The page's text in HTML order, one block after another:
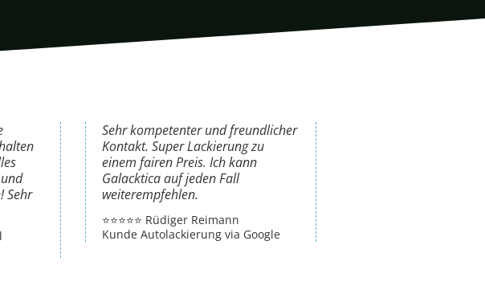
Sehr
Sehr kompetenter und freundlicher
Kontakt. Super Lackierung zu
einem fairen Preis. Ich kann
Galacktica auf jeden Fall
weiterempfehlen.
⭐️⭐️⭐️⭐️⭐️ Rüdiger Reimann
Kunde Autolackierung via Google